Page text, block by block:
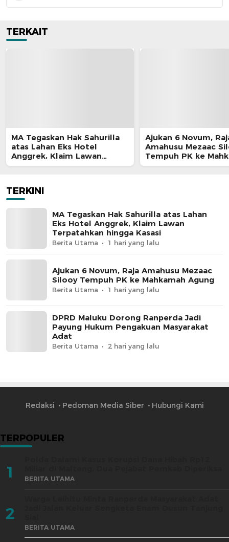
TERKAIT
MA Tegaskan Hak Sahurilla
atas Lahan Eks Hotel
Anggrek, Klaim Lawan
Terpatahkan hingga Kasasi
Ajukan 6 Novum,
Amahusu Mezaac
Tempuh PK ke
Agung
TERKINI
MA Tegaskan Hak Sahurilla atas Lahan
Eks Hotel Anggrek, Klaim Lawan
Terpatahkan hingga Kasasi
Berita Utama 1 hari yang lalu
Ajukan 6 Novum, Raja Amahusu Mezaac
Silooy Tempuh PK ke Mahkamah Agung
Berita Utama 1 hari yang lalu
DPRD Maluku Dorong Ranperda Jadi
Payung Hukum Pengakuan Masyarakat
Adat
Berita Utama 2 hari yang lalu
Redaksi Pedoman Media Siber Hubungi Kami
TERPOPULER
1 BERITA UTAMA
2
BERITA UTAMA